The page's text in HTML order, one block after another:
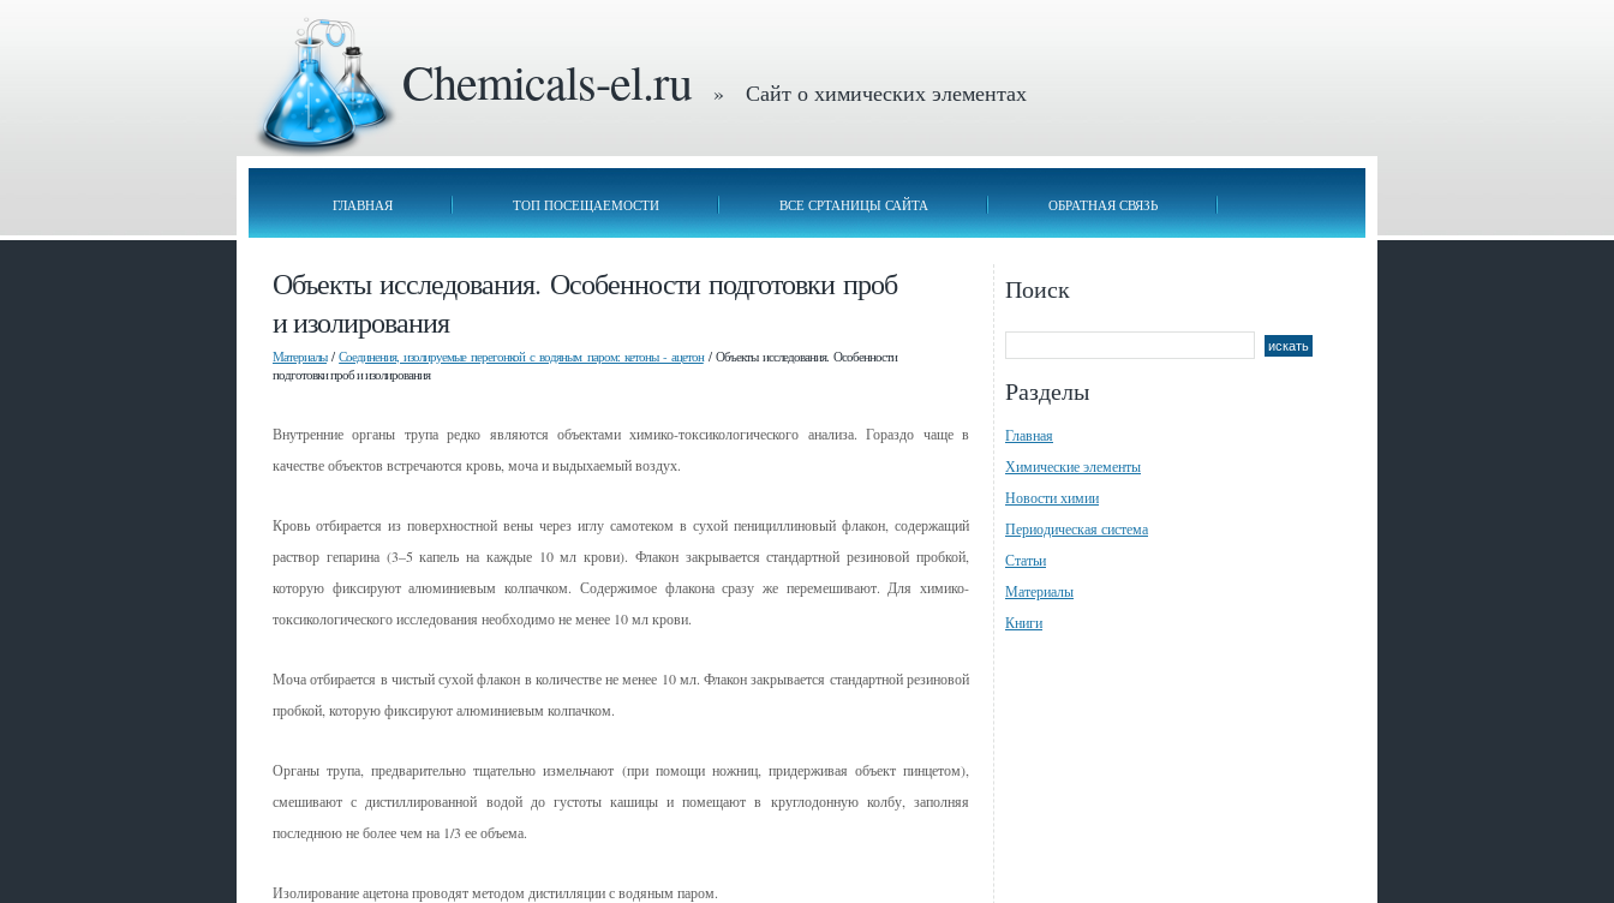
Chemicals-el.ru » Сайт о химических элементах
ГЛАВНАЯ ТОП ПОСЕЩАЕМОСТИ ВСЕ СРТАНИЦЫ САЙТА ОБРАТНАЯ СВЯЗЬ
Объекты исследования. Особенности подготовки проб
и изолирования
Материалы/Соединения, изолируемые перегонкой с водяным паром: кетоны - ацетон/ Объекты исследования. Особенности
подготовки проб и изолирования
Внутренние органы трупа редко являются объектами химико-токсикологического анализа. Гораздо чаще в
качестве объектов встречаются кровь, моча и выдыхаемый воздух.
Кровь отбирается из поверхностной вены через иглу самотеком в сухой пенициллиновый флакон, содержащий
раствор гепарина (3–5 капель на каждые 10 мл крови). Флакон закрывается стандартной резиновой пробкой,
которую фиксируют алюминиевым колпачком. Содержимое флакона сразу же перемешивают. Для химико-
токсикологического исследования необходимо не менее 10 мл крови.
Моча отбирается в чистый сухой флакон в количестве не менее 10 мл. Флакон закрывается стандартной резиновой
пробкой, которую фиксируют алюминиевым колпачком.
Органы трупа, предварительно тщательно измельчают (при помощи ножниц, придерживая объект пинцетом),
смешивают с дистиллированной водой до густоты кашицы и помещают в круглодонную колбу, заполняя
последнюю не более чем на 1/3 ее объема.
Изолирование ацетона проводят методом дистилляции с водяным паром.
Поиск
Разделы
Главная
Химические элементы
Новости химии
Периодическая система
Статьи
Материалы
Книги